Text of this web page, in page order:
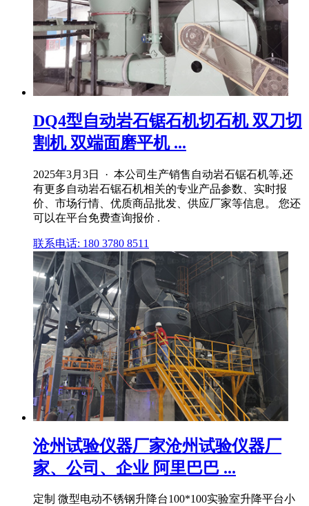
DQ4型自动岩石锯石机切石机 双刀切
割机 双端面磨平机 ...
2025年3月3日 · 本公司生产销售自动岩石锯石机等,还
有更多自动岩石锯石机相关的专业产品参数、实时报
价、市场行情、优质商品批发、供应厂家等信息。 您还
可以在平台免费查询报价 .
联系电话: 180 3780 8511
沧州试验仪器厂家沧州试验仪器厂
家、公司、企业 阿里巴巴 ...
定制 微型电动不锈钢升降台100*100实验室升降平台小